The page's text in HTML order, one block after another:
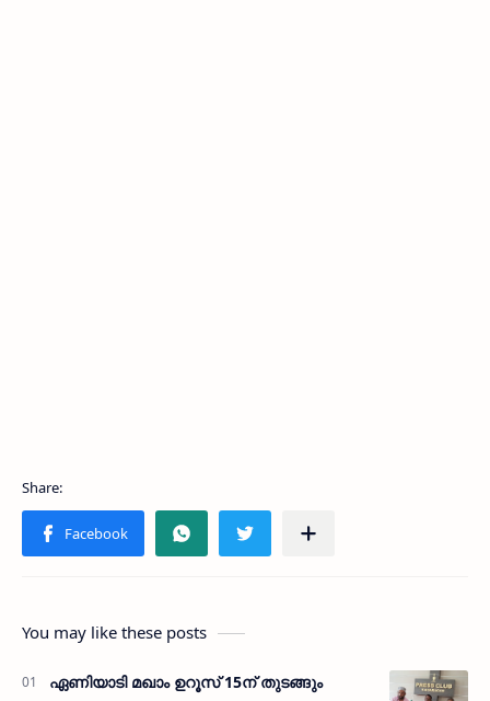
You may like these posts
ഏണിയാടി മഖാം ഉറൂസ് 15ന് തുടങ്ങും